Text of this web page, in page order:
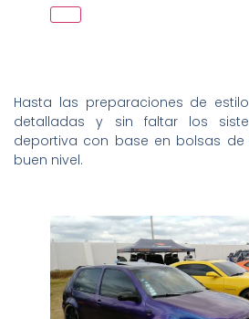
Hasta las preparaciones de
detalladas y sin faltar los
deportiva con base en bolsas de
buen nivel.